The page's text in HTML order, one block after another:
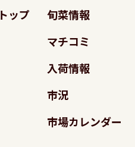
トップ
旬菜情報
マチコミ
入荷情報
市況
市場カレンダー